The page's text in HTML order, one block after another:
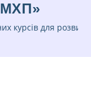
МХП»
курсів для